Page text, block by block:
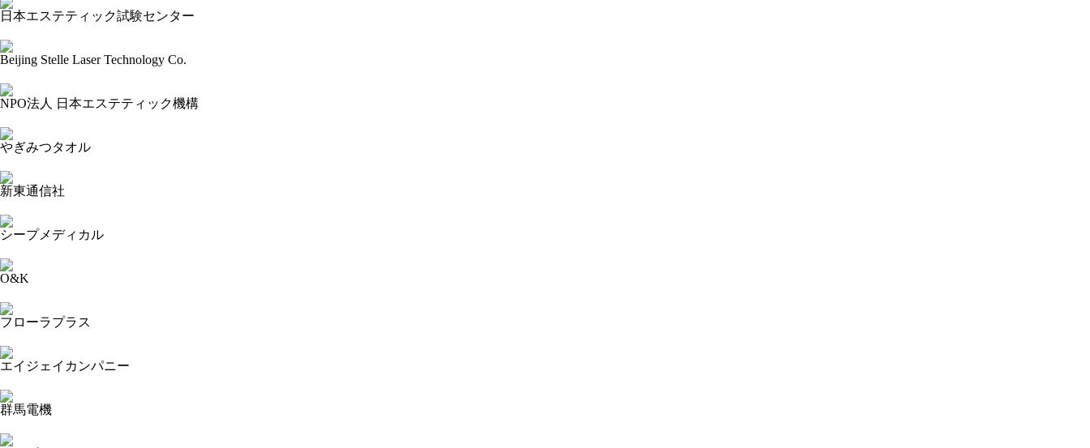
日本エステティック試験センター
Beijing Stelle Laser Technology Co.
NPO法人 日本エステティック機構
やぎみつタオル
新東通信社
シープメディカル
O&K
フローラプラス
エイジェイカンパニー
群馬電機